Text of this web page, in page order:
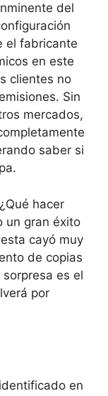
del
el fabricante
en este
clientes no
Sin
mercados,
saber si
hacer
un gran éxito
cayó muy
de copias
sorpresa es el
por
en